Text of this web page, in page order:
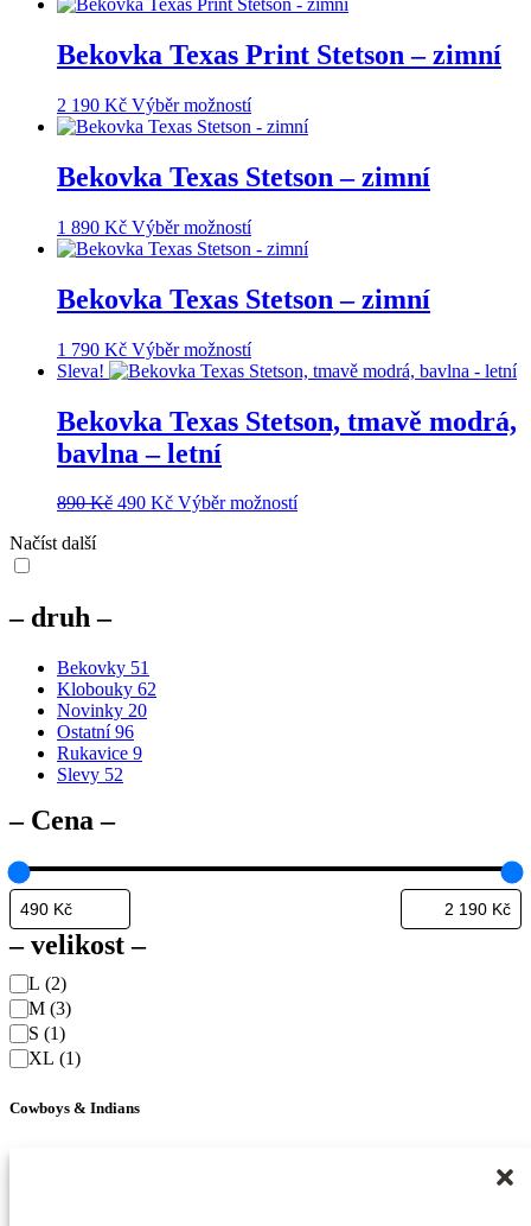
stránce
produktu
více
variant.
lze
vybrat
stránce
produktu
Bekovka Texas Print Stetson – zimní
2 190 Kč Výběr možnostíTento
produkt
více
variant.
lze
vybrat
stránce
produktu
Bekovka Texas Stetson – zimní
1 890 Kč Výběr možnostíTento
produkt
více
variant.
lze
vybrat
stránce
produktu
Bekovka Texas Stetson – zimní
1 790 Kč Výběr možnostíTento
produkt
více
variant.
vybrat
Sleva!
Bekovka Texas Stetson, tmavě modrá,
bavlna – letní
890Kč Původní
490 KčAktuální
Výběr možnostíTento
Načíst další
– druh –
Bekovky 51
Klobouky 62
Novinky 20
Ostatní96
Rukavice 9
Slevy 52
– Cena –
– velikost –
Velikosti
L (2)
M (3)
S (1)
XL (1)
Cowboys & Indians